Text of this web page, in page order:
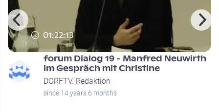
01:22:13
forum Dialog 19 - Manfred Neuwirth
im Gespräch mit Christine
DORFTV. Redaktion
since 14 years 6 months